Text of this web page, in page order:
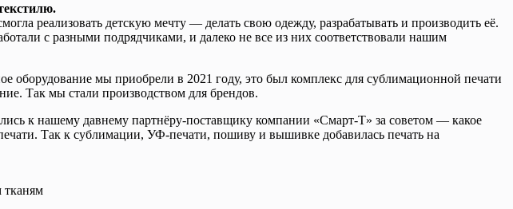
реализовать детскую мечту — делать свою одежду, разрабатывать и производить её.
с разными подрядчиками, и далеко не все из них соответствовали нашим
оборудование мы приобрели в 2021 году, это был комплекс для сублимационной печати
Так мы стали производством для брендов.
к нашему давнему партнёру-поставщику компании «Смарт-Т» за советом — какое
Так к сублимации, УФ-печати, пошиву и вышивке добавилась печать на
тканям